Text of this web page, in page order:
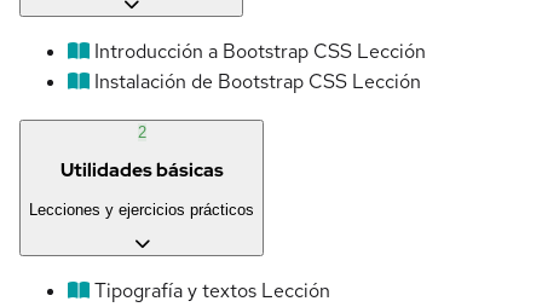
Introducción a Bootstrap CSS Lección
Instalación de Bootstrap CSS Lección
2
Utilidades básicas
Lecciones y ejercicios prácticos
Tipografía y textos Lección